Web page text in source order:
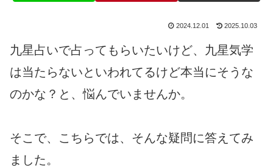
2024.12.01 2025.10.03
九星占いで占ってもらいたいけど、九星気学
は当たらないといわれてるけど本当にそうな
のかな？と、悩んでいませんか。
そこで、こちらでは、そんな疑問に答えてみ
ました。